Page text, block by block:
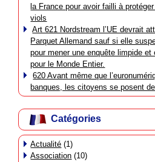
la France pour avoir failli à
viols
Art 621 Nordstream l’UE devrait
Parquet Allemand sauf si elle
pour mener une enquête limpide
pour le Monde Entier.
620 Avant même que
banques, les citoyens se posent
Catégories
Actualité (1)
Association (10)